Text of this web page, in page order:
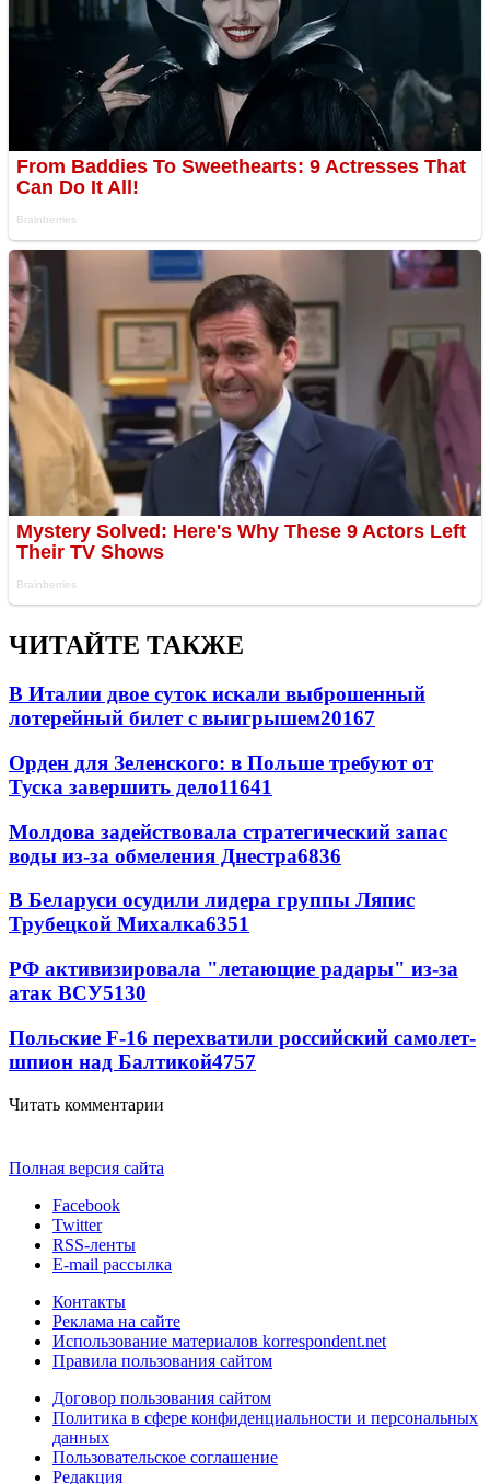
ЧИТАЙТЕ ТАКЖЕ
В Италии двое суток искали выброшенный
лотерейный билет с выигрышем20167
Орден для Зеленского: в Польше требуют от
Туска завершить дело11641
Молдова задействовала стратегический запас
воды из-за обмеления Днестра6836
В Беларуси осудили лидера группы Ляпис
Трубецкой Михалка6351
РФ активизировала "летающие радары" из-за
атак ВСУ5130
Польские F-16 перехватили российский самолет-
шпион над Балтикой4757
Читать комментарии
Полная версия сайта
Facebook
Twitter
RSS-ленты
E-mail рассылка
Контакты
Реклама на сайте
Использование материалов korrespondent.net
Правила пользования сайтом
Договор пользования сайтом
Политика в сфере конфиденциальности и персональных
данных
Пользовательское соглашение
Редакция